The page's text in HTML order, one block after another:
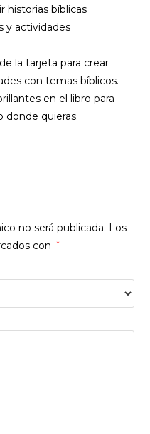
historias bíblicas
y actividades
la tarjeta para crear
con temas bíblicos.
en el libro para
donde quieras.
no será publicada. Los
con
*